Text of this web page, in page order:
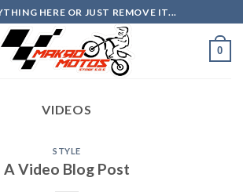
HERE OR JUST REMOVE IT...
0
VIDEOS
STYLE
A Video Blog Post